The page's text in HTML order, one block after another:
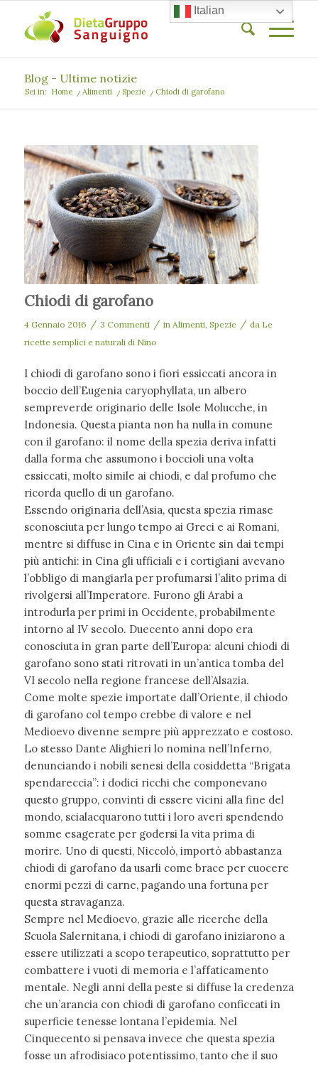
Blog - Ultime notizie
Sei in: Home / Alimenti / Spezie / Chiodi di garofano
Chiodi di garofano
4 Gennaio 2016 / 3 Commenti / in Alimenti, Spezie / da Le
ricette semplici e naturali di Nino
I chiodi di garofano sono i fiori essiccati ancora in
boccio dell’Eugenia caryophyllata, un albero
sempreverde originario delle Isole Molucche, in
Indonesia. Questa pianta non ha nulla in comune
con il garofano: il nome della spezia deriva infatti
dalla forma che assumono i boccioli una volta
essiccati, molto simile ai chiodi, e dal profumo che
ricorda quello di un garofano.
Essendo originaria dell’Asia, questa spezia rimase
sconosciuta per lungo tempo ai Greci e ai Romani,
mentre si diffuse in Cina e in Oriente sin dai tempi
più antichi: in Cina gli ufficiali e i cortigiani avevano
l’obbligo di mangiarla per profumarsi l’alito prima di
rivolgersi all’Imperatore. Furono gli Arabi a
introdurla per primi in Occidente, probabilmente
intorno al IV secolo. Duecento anni dopo era
conosciuta in gran parte dell’Europa: alcuni chiodi di
garofano sono stati ritrovati in un’antica tomba del
VI secolo nella regione francese dell’Alsazia.
Come molte spezie importate dall’Oriente, il chiodo
di garofano col tempo crebbe di valore e nel
Medioevo divenne sempre più apprezzato e costoso.
Lo stesso Dante Alighieri lo nomina nell’Inferno,
denunciando i nobili senesi della cosiddetta “Brigata
spendareccia”: i dodici ricchi che componevano
questo gruppo, convinti di essere vicini alla fine del
mondo, scialacquarono tutti i loro averi spendendo
somme esagerate per godersi la vita prima di
morire. Uno di questi, Niccolò, importò abbastanza
chiodi di garofano da usarli come brace per cuocere
enormi pezzi di carne, pagando una fortuna per
questa stravaganza.
Sempre nel Medioevo, grazie alle ricerche della
Scuola Salernitana, i chiodi di garofano iniziarono a
essere utilizzati a scopo terapeutico, soprattutto per
combattere i vuoti di memoria e l’affaticamento
mentale. Negli anni della peste si diffuse la credenza
che un’arancia con chiodi di garofano conficcati in
superficie tenesse lontana l’epidemia. Nel
Cinquecento si pensava invece che questa spezia
fosse un afrodisiaco potentissimo, tanto che il suo
Italian